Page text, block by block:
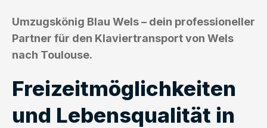
Umzugskönig Blau Wels – dein professioneller
Partner für den Klaviertransport von Wels
nach Toulouse.
Freizeitmöglichkeiten
und Lebensqualität in